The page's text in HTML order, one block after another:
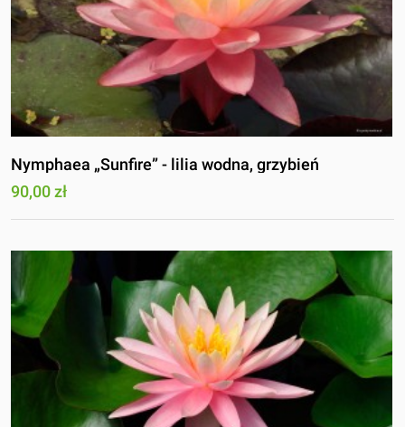
Nymphaea „Sunfire” - lilia wodna, grzybień
90,00 zł